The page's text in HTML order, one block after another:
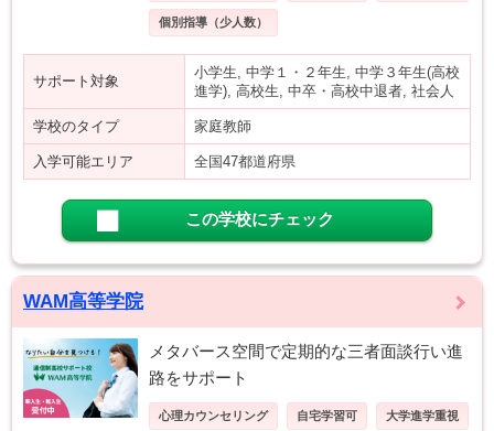
個別指導（少人数）
サポート対象
小学生, 中学１・２年生, 中学３年生(高校
進学), 高校生, 中卒・高校中退者, 社会人
学校のタイプ 家庭教師
入学可能エリア 全国47都道府県
この学校にチェック
WAM高等学院
メタバース空間で定期的な三者面談行い進
路をサポート
心理カウンセリング 自宅学習可 大学進学重視